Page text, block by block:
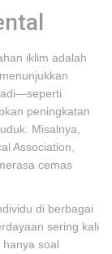
iklim adalah
peningkatan
Misalnya,
Association,
cemas
di berbagai
sering kali
soal